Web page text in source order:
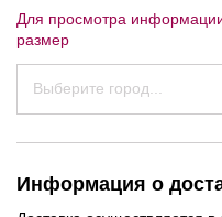
Для просмотра
размер
Выберите город...
Информация о